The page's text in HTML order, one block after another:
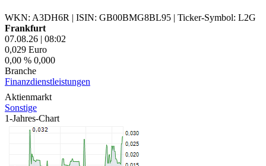
WKN: A3DH6R | ISIN: GB00BMG8BL95 | Ticker-Symbol: L2G
Frankfurt
07.08.26 | 08:02
0,029 Euro
0,00 % 0,000
Branche
Finanzdienstleistungen
Aktienmarkt
Sonstige
1-Jahres-Chart